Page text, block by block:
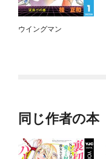
ウイングマン
同じ作者の本